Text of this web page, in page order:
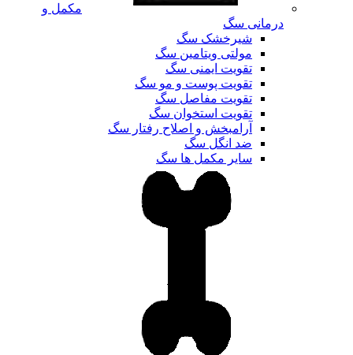
مکمل و
درمانی سگ
شیرخشک سگ
مولتی ویتامین سگ
تقویت ایمنی سگ
تقویت پوست و مو سگ
تقویت مفاصل سگ
تقویت استخوان سگ
آرامبخش و اصلاح رفتار سگ
ضد انگل سگ
سایر مکمل ها سگ